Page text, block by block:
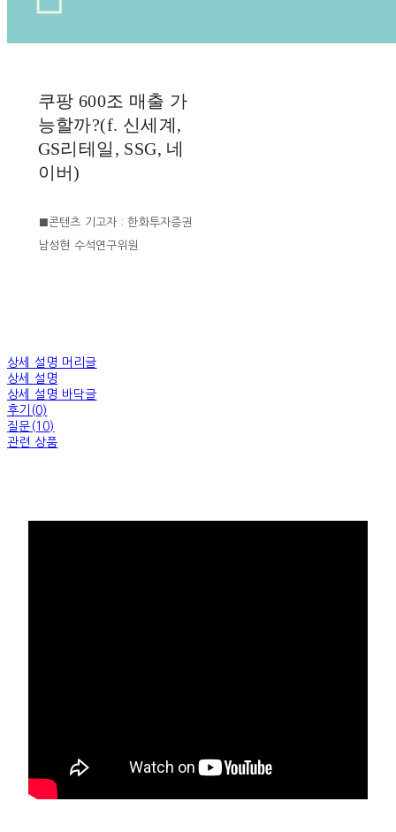
쿠팡 600조 매출 가
능할까?(f. 신세계,
GS리테일, SSG, 네
이버)
■콘텐츠 기고자 : 한화투자증권
남성현 수석연구위원
상세 설명 머리글
상세 설명
상세 설명 바닥글
후기(0)
질문(10)
관련 상품